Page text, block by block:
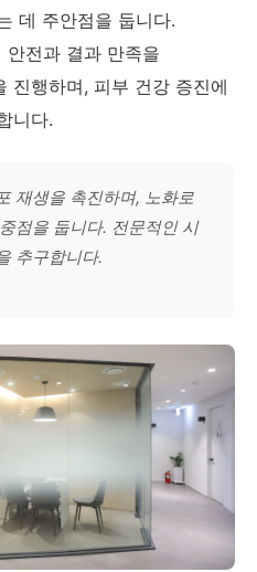
데 주안점을 둡니다.
안전과 결과 만족을
진행하며, 피부 건강 증진에
니다.
재생을 촉진하며, 노화로
점을 둡니다. 전문적인 시
추구합니다.